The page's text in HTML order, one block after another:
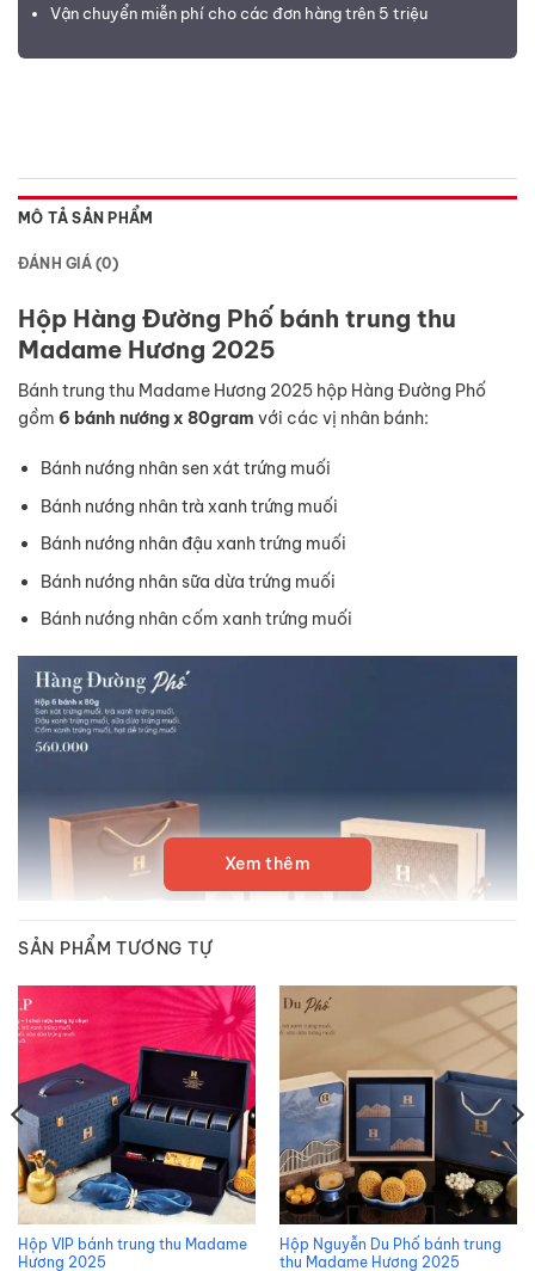
Vận chuyển miễn phí cho các đơn hàng trên 5 triệu
MÔ TẢ SẢN PHẨM
ĐÁNH GIÁ (0)
Hộp Hàng Đường Phố bánh trung thu
Madame Hương 2025
Bánh trung thu Madame Hương 2025 hộp Hàng Đường Phố
gồm 6 bánh nướng x 80gram với các vị nhân bánh:
Bánh nướng nhân sen xát trứng muối
Bánh nướng nhân trà xanh trứng muối
Bánh nướng nhân đậu xanh trứng muối
Bánh nướng nhân sữa dừa trứng muối
Bánh nướng nhân cốm xanh trứng muối
Hộp Hàng Đường Phố bánh trung thu Madame Hương 2025
BÁNH TRUNG THU YÊN VÂN CAM KẾT:
Xuất hóa đơn VAT đầy đủ
Date bánh tươi mới nhất
Chiết khấu cao cho các đơn hàng công ty – doanh nghiệp
Giao bánh toàn quốc, miễn ship các quận nội thành từ 10
hộp
Xem thêm
SẢN PHẨM TƯƠNG TỰ
Hộp VIP bánh trung thu Madame
Hương 2025
Hộp Nguyễn Du Phố bánh trung
thu Madame Hương 2025